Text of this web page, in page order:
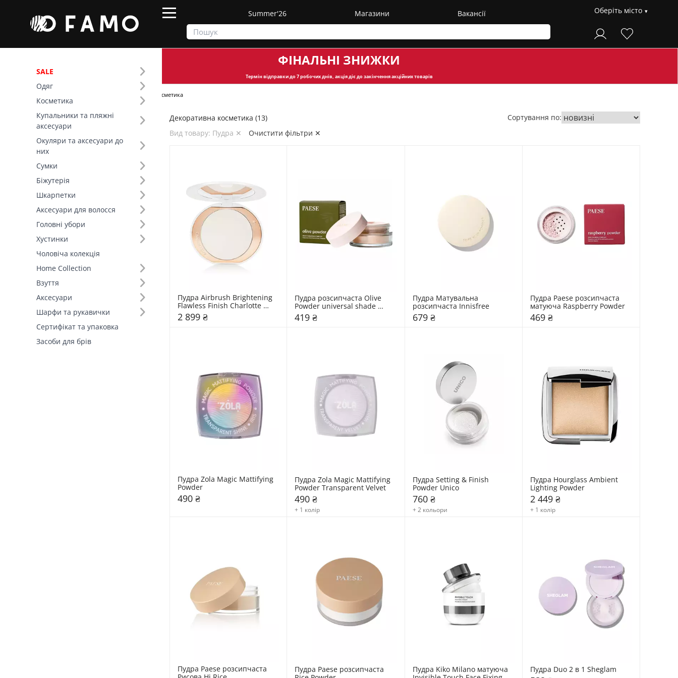
Summer'26 Магазини Вакансії Оберіть місто
SALE
Одяг
Косметика
Купальники та пляжні
аксесуари
Окуляри та аксесуари до
них
Сумки
Біжутерія
Шкарпетки
Аксесуари для волосся
Головні убори
Хустинки
Чоловіча колекція
Home Collection
Взуття
Аксесуари
Шарфи та рукавички
Сертифікат та упаковка
Засоби для брів
ФІНАЛЬНІ ЗНИЖКИ
Термін відправкидо 7 робочих днів, акція діє до закінчення акційних товарів
Декоративна косметика
Фільтр
Ціна
Бренд (8)
Вид товару (44)
Декоративна косметика (13)
Вид товару: Пудра ✕
Очистити фільтри ✕
Сортування по:
Пудра Airbrush Brightening
Flawless Finish Charlotte
Tilbury
2 899 ₴
Пудра розсипчаста Olive
Powder universal shade
Paese
419 ₴
Пудра Матувальна
розсипчаста Innisfree
679 ₴
Пудра Paese розсипчаста
матуюча Raspberry Powder
469 ₴
Пудра Zola Magic Mattifying
Powder
490 ₴
Пудра Zola Magic Mattifying
Powder Transparent Velvet
490 ₴
+ 1 колір
Пудра Setting & Finish
Powder Unico
760 ₴
+ 2 кольори
Пудра Hourglass Ambient
Lighting Powder
2 449 ₴
+ 1 колір
Пудра Paese розсипчаста
Пудра Paese розсипчаста
Пудра Kiko Milano матуюча
Пудра Duo 2 в 1 Sheglam